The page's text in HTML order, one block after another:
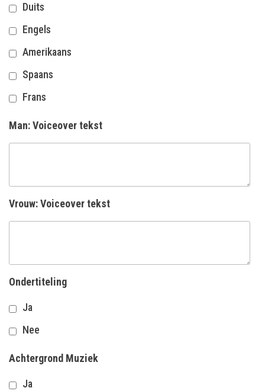
Duits
Engels
Amerikaans
Spaans
Frans
Man: Voiceover tekst
Vrouw: Voiceover tekst
Ondertiteling
Ja
Nee
Achtergrond Muziek
Ja